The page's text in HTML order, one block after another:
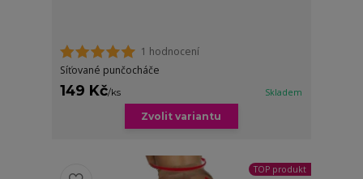
1 hodnocení
Síťované punčocháče
149 Kč/ks Skladem
Zvolit variantu
TOP produkt